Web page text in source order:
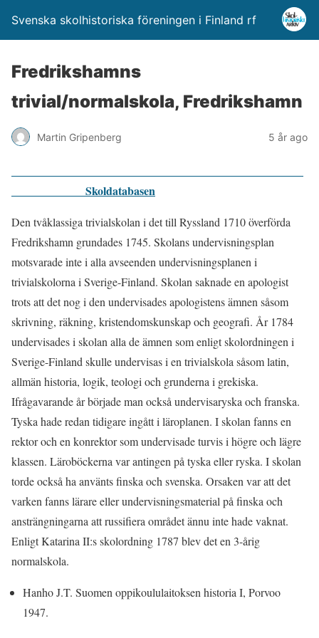
Svenska skolhistoriska föreningen i Finland rf
Fredrikshamns
trivial/normalskola, Fredrikshamn
Martin Gripenberg 5 år ago
Skoldatabasen
Den tvåklassiga trivialskolan i det till Ryssland 1710 överförda
Fredrikshamn grundades 1745. Skolans undervisningsplan
motsvarade inte i alla avseenden undervisningsplanen i
trivialskolorna i Sverige-Finland. Skolan saknade en apologist
trots att det nog i den undervisades apologistens ämnen såsom
skrivning, räkning, kristendomskunskap och geografi. År 1784
undervisades i skolan alla de ämnen som enligt skolordningen i
Sverige-Finland skulle undervisas i en trivialskola såsom latin,
allmän historia, logik, teologi och grunderna i grekiska.
Ifrågavarande år började man också undervisaryska och franska.
Tyska hade redan tidigare ingått i läroplanen. I skolan fanns en
rektor och en konrektor som undervisade turvis i högre och lägre
klassen. Läroböckerna var antingen på tyska eller ryska. I skolan
torde också ha använts finska och svenska. Orsaken var att det
varken fanns lärare eller undervisningsmaterial på finska och
ansträngningarna att russifiera området ännu inte hade vaknat.
Enligt Katarina II:s skolordning 1787 blev det en 3-årig
normalskola.
Hanho J.T. Suomen oppikoululaitoksen historia I, Porvoo
1947.